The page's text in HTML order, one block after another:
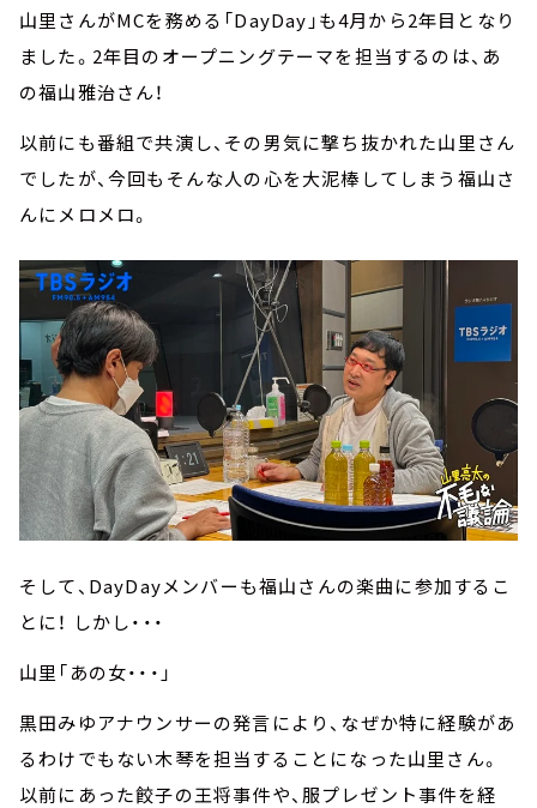
山里さんがMCを務める「DayDay」も4月から2年目となり
ました。2年目のオープニングテーマを担当するのは、あ
の福山雅治さん！
以前にも番組で共演し、その男気に撃ち抜かれた山里さん
でしたが、今回もそんな人の心を大泥棒してしまう福山さ
んにメロメロ。
そして、DayDayメンバーも福山さんの楽曲に参加するこ
とに！ しかし・・・
山里「あの女・・・」
黒田みゆアナウンサーの発言により、なぜか特に経験があ
るわけでもない木琴を担当することになった山里さん。
以前にあった餃子の王将事件や、服プレゼント事件を経